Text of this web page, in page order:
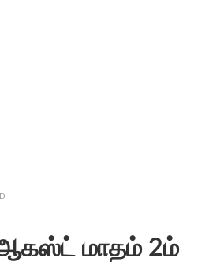
ஆகஸ்ட் மாதம் 2ம்